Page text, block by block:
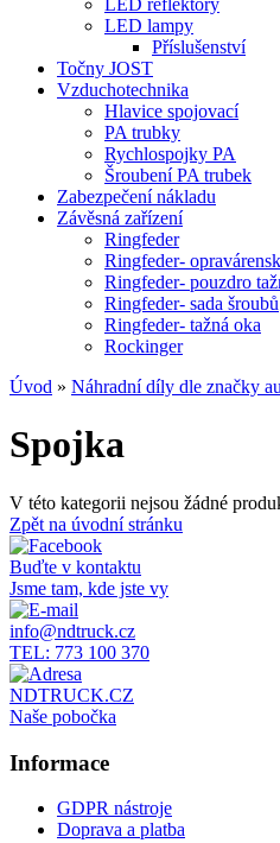
LED reflektory
LED lampy
Příslušenství
Točny JOST
Vzduchotechnika
Hlavice spojovací
PA trubky
Rychlospojky PA
Šroubení PA trubek
Zabezpečení nákladu
Závěsná zařízení
Ringfeder
Ringfeder-
Ringfeder- pouzdro
Ringfeder- sada šroubů
Ringfeder- tažná oka
Rockinger
Úvod » Náhradní díly dle značky
Spojka
V této kategorii nejsou žádné
Zpět na úvodní stránku
Buďte v kontaktu
Jsme tam, kde jste vy
info@ndtruck.cz
TEL: 773 100 370
NDTRUCK.CZ
Naše pobočka
Informace
GDPR nástroje
Doprava a platba